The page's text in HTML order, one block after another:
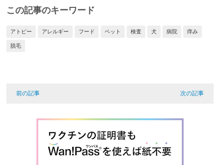
この記事のキーワード
アトピー アレルギー フード ペット 検査 犬 病院 痒み
脱毛
前の記事 次の記事